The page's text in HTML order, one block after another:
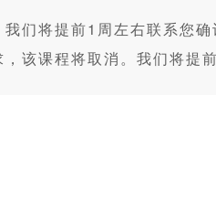
们将提前1周左右联系您确
该课程将取消。我们将提